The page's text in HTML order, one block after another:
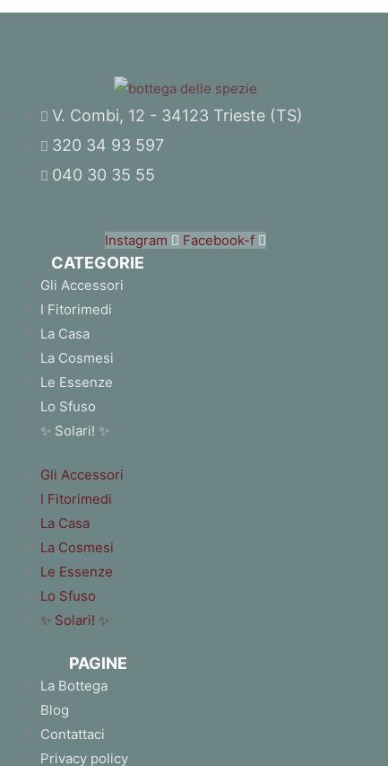
V. Combi, 12 - 34123 Trieste (TS)
320 34 93 597
040 30 35 55
Instagram Facebook-f
CATEGORIE
Gli Accessori
I Fitorimedi
La Casa
La Cosmesi
Le Essenze
Lo Sfuso
✨ Solari! ✨
Gli Accessori
I Fitorimedi
La Casa
La Cosmesi
Le Essenze
Lo Sfuso
✨ Solari! ✨
PAGINE
La Bottega
Blog
Contattaci
Privacy policy